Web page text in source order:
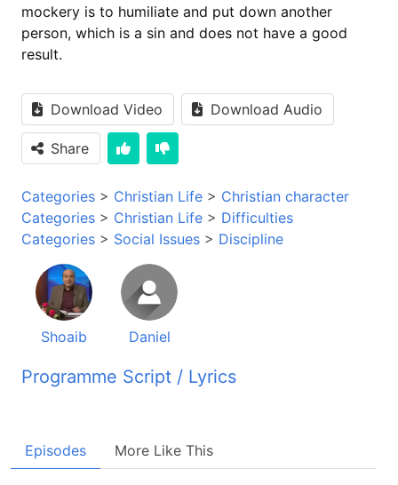
mockery is to humiliate and put down another
person, which is a sin and does not have a good
result.
Download Video Download Audio
Share
Categories > Christian Life > Christian character
Categories > Christian Life > Difficulties
Categories > Social Issues > Discipline
Shoaib Daniel
Programme Script / Lyrics
روشنائی انجیل مقدس شما را کمک میکند تا در زندگی
Episodes More Like This